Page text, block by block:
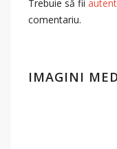
Trebuie să fii
comentariu.
IMAGINI